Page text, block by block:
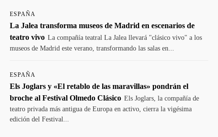
ESPAÑA
La Jalea transforma museos de Madrid en escenarios de
teatro vivo La compañía teatral La Jalea llevará "clásico vivo" a los
museos de Madrid este verano, transformando las salas en...
ESPAÑA
Els Joglars y «El retablo de las maravillas» pondrán el
broche al Festival Olmedo Clásico Els Joglars, la compañía de
teatro privada más antigua de Europa en activo, cierra la vigésima
edición del Festival...